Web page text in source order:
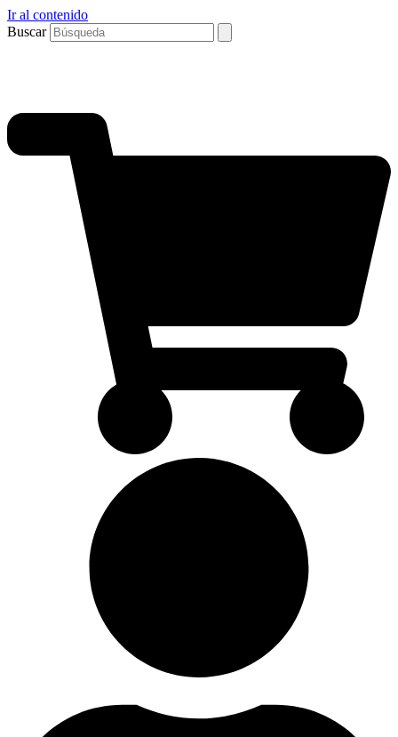
Ir al contenido
Buscar